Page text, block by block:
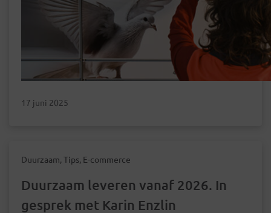
17 juni 2025
Duurzaam, Tips, E-commerce
Duurzaam leveren vanaf 2026. In
gesprek met Karin Enzlin